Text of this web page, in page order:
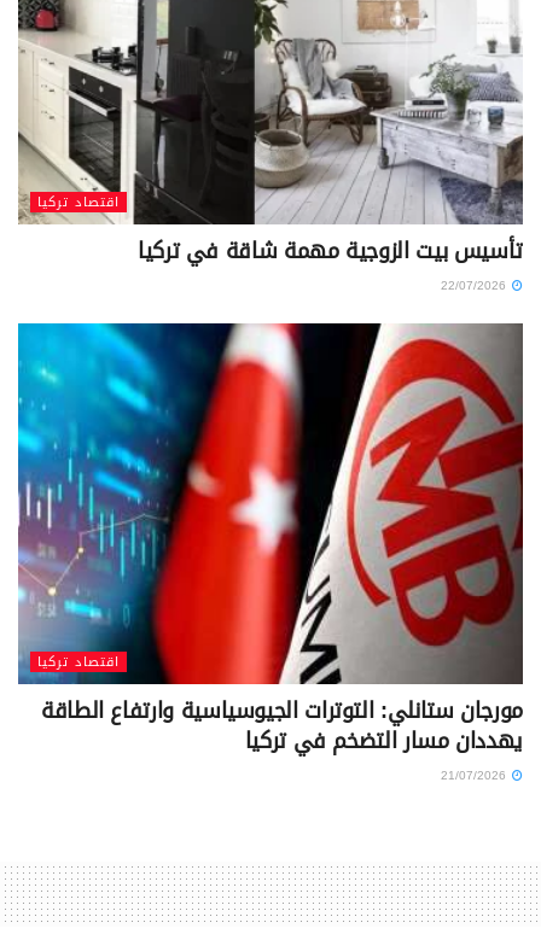
اقتصاد تركيا
تأسيس بيت الزوجية مهمة شاقة في تركيا
اقتصاد تركيا
مورجان ستانلي: التوترات الجيوسياسية وارتفاع الطاقة
يهددان مسار التضخم في تركيا